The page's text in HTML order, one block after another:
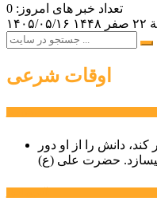
تعداد خبر های امروز: 0
۱۴۰۵/۰۵/۱۶
اوقات شرعی
كند، دانش را از او دور
حضرت علی (ع)